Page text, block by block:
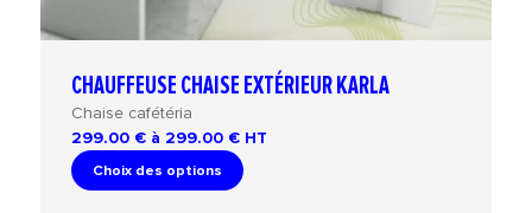
CHAUFFEUSE CHAISE EXTÉRIEUR KARLA
Chaise cafétéria
299.00 € à 299.00 € HT
Choix des options